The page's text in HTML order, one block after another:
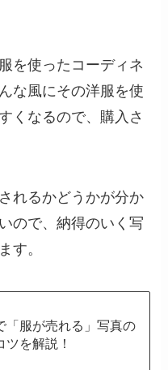
を使ったコーディネ
な風にその洋服を使
くなるので、購入さ
れるかどうかが分か
ので、納得のいく写
す。
「服が売れる」写真の
を解説！